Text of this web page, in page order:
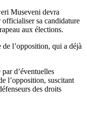
Museveni devra
sa candidature
aux élections.
l’opposition, qui a déjà
d’éventuelles
l’opposition, suscitant
des droits